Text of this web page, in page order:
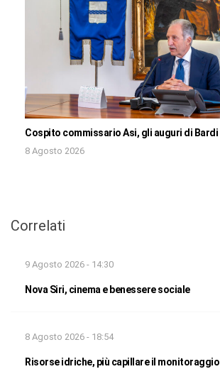
Cospito commissario Asi, gli auguri di Bardi
8 Agosto 2026
Correlati
9 Agosto 2026 - 14:30
Nova Siri, cinema e benessere sociale
8 Agosto 2026 - 18:54
Risorse idriche, più capillare il monitoraggio